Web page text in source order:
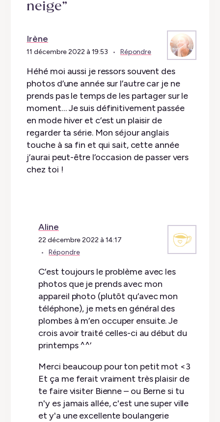
neige”
Irène
11 décembre 2022 à 19:53 Répondre
Héhé moi aussi je ressors souvent des
photos d’une année sur l’autre car je ne
prends pas le temps de les partager sur le
moment… Je suis définitivement passée
en mode hiver et c’est un plaisir de
regarder ta série. Mon séjour anglais
touche à sa fin et qui sait, cette année
j’aurai peut-être l’occasion de passer vers
chez toi !
Aline
22 décembre 2022 à 14:17
Répondre
C’est toujours le problème avec les
photos que je prends avec mon
appareil photo (plutôt qu’avec mon
téléphone), je mets en général des
plombes à m’en occuper ensuite. Je
crois avoir traité celles-ci au début du
printemps ^^’
Merci beaucoup pour ton petit mot <3
Et ça me ferait vraiment très plaisir de
te faire visiter Bienne – ou Berne si tu
n'y es jamais allée, c'est une super ville
et y'a une excellente boulangerie